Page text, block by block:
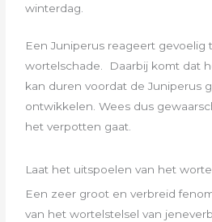
winterdag.
Een Juniperus reageert gevoelig
wortelschade. Daarbij komt dat
kan duren voordat de Juniperus
ontwikkelen. Wees dus
het verpotten gaat.
Laat het uitspoelen van het
Een zeer groot en verbreid
van het wortelstelsel van